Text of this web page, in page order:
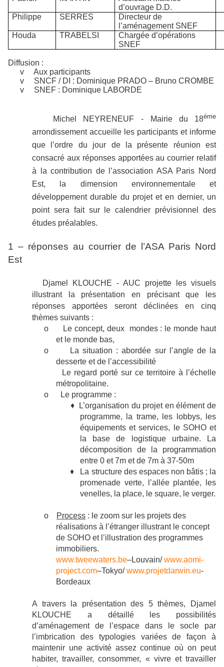
d’ouvrage D.D.
Philippe
SERRES
Directeur de
l’aménagement SNEF
Houda
TRABELSI
Chargée d’opérations
SNEF
Diffusion :
v
Aux participants
v
SNCF / DI : Dominique PRADO – Bruno CROMBE
v
SNEF : Dominique LABORDE
Michel NEYRENEUF - Mairie du 18ème
arrondissement accueille les participants et informe
que l’ordre du jour de la présente réunion est
consacré aux réponses apportées au courrier relatif
à la contribution de l’association ASA Paris Nord
Est, la dimension environnementale et
développement durable du projet et en dernier, un
point sera fait sur le calendrier prévisionnel des
études préalables.
1 – réponses au courrier de l’ASA Paris Nord
Est
Djamel KLOUCHE - AUC projette les visuels
illustrant la présentation en précisant que les
réponses apportées seront déclinées en cinq
thèmes suivants :
o
Le concept, deux
mondes : le monde haut
et le monde bas,
o
La situation : abordée sur l’angle de la
desserte et de l’accessibilité
Le regard porté sur ce territoire à l’échelle
métropolitaine.
o
Le programme :
♦ L’organisation du projet en élément de
programme, la trame, les lobbys, les
équipements et services, le SOHO et
la base de logistique urbaine. La
décomposition de la programmation
entre 0 et 7m et de 7m à 37-50m
♦
La structure des espaces non bâtis ; la
promenade verte, l’allée plantée, les
venelles, la place, le square, le verger.
o Process : le zoom sur les projets des
réalisations à l’étranger illustrant le concept
de SOHO et l’illustration des programmes
immobiliers.
www.tweewaters.be–Louvain/ www.aomi-
project.com–Tokyo/ www.projetdarwin.eu-
Bordeaux
A travers la présentation des 5 thèmes, Djamel
KLOUCHE a détaillé les possibilités
d’aménagement de l’espace dans le socle par
l’imbrication des typologies variées de façon à
maintenir une activité assez continue où on peut
habiter, travailler, consommer, « vivre et travailler